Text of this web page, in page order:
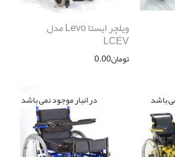
ویلچر ایستا Levo مدل
LCEV
تومان0.00